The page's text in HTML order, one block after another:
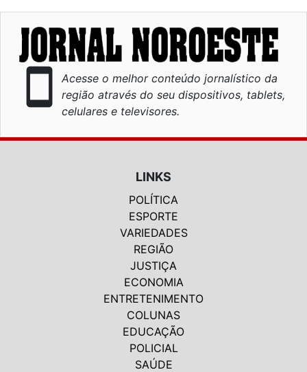
smartphone
Acesse o melhor conteúdo jornalístico da
região através do seu dispositivos, tablets,
celulares e televisores.
LINKS
POLÍTICA
ESPORTE
VARIEDADES
REGIÃO
JUSTIÇA
ECONOMIA
ENTRETENIMENTO
COLUNAS
EDUCAÇÃO
POLICIAL
SAÚDE